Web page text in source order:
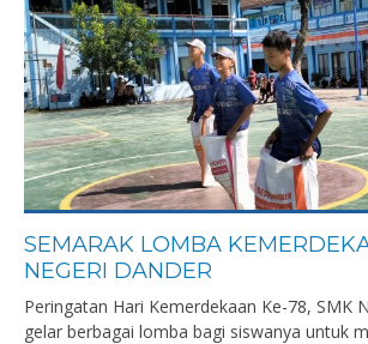
SEMARAK LOMBA
NEGERI DANDER
Peringatan Hari Kemerdekaan Ke-78, SMK
gelar berbagai lomba bagi siswanya untuk